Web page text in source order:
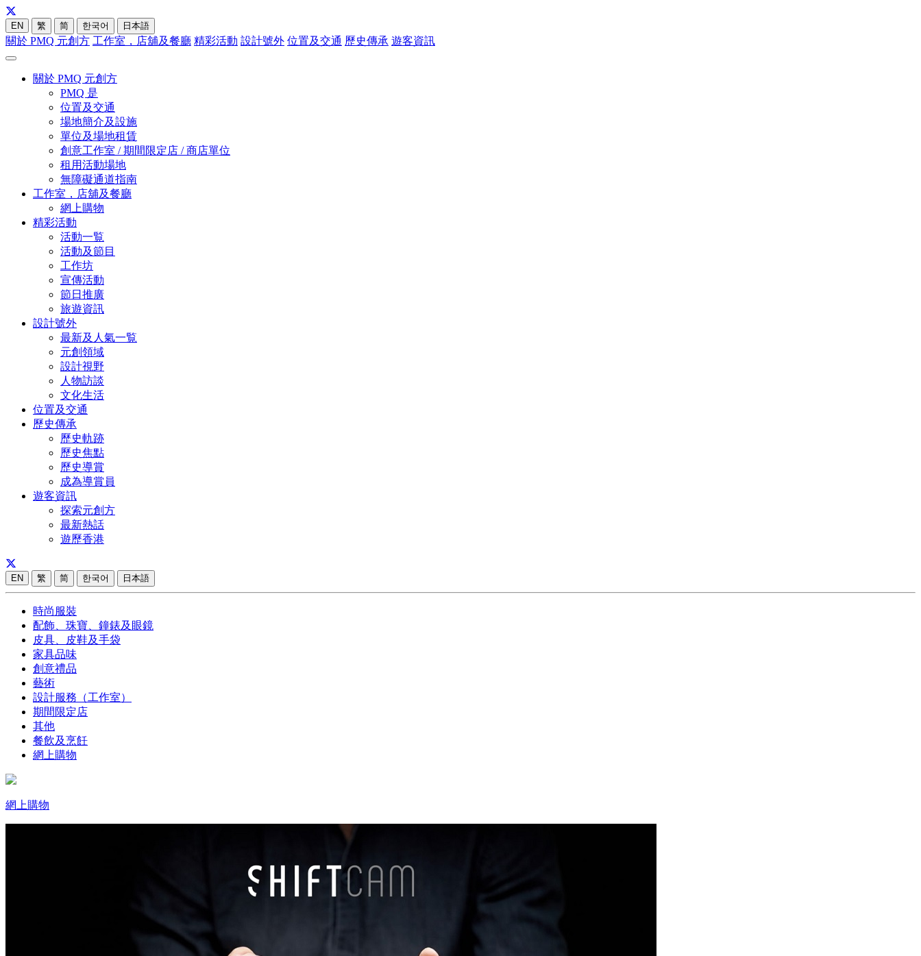
EN 繁 简 한국어 日本語
關於 PMQ 元創方 工作室，店舖及餐廳 精彩活動 設計號外 位置及交通 歷史傳承 遊客資訊
關於 PMQ 元創方
PMQ 是
位置及交通
場地簡介及設施
單位及場地租賃
創意工作室 / 期間限定店 / 商店單位
租用活動場地
無障礙通道指南
工作室，店舖及餐廳
網上購物
精彩活動
活動一覧
活動及節目
工作坊
宣傳活動
節日推廣
旅遊資訊
設計號外
最新及人氣一覧
元創領域
設計視野
人物訪談
文化生活
位置及交通
歷史傳承
歷史軌跡
歷史焦點
歷史導賞
成為導賞員
遊客資訊
探索元創方
最新熱話
遊歷香港
EN 繁 简 한국어 日本語
時尚服裝
配飾、珠寶、鐘錶及眼鏡
皮具、皮鞋及手袋
家具品味
創意禮品
藝術
設計服務（工作室）
期間限定店
其他
餐飲及烹飪
網上購物
網上購物